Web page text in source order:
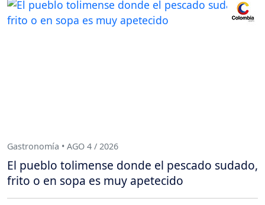
Gastronomía • AGO 4 / 2026
El pueblo tolimense donde el pescado sudado,
frito o en sopa es muy apetecido